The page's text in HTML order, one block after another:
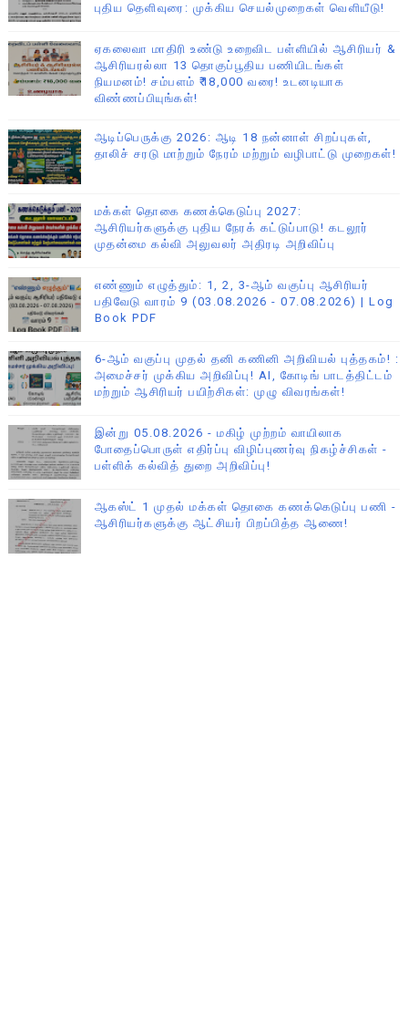
புதிய தெளிவுரை: முக்கிய செயல்முறைகள் வெளியீடு!
ஏகலைவா மாதிரி உண்டு உறைவிட பள்ளியில் ஆசிரியர் &
ஆசிரியரல்லா 13 தொகுப்பூதிய பணியிடங்கள்
நியமனம்! சம்பளம் ₹18,000 வரை! உடனடியாக
விண்ணப்பியுங்கள்!
ஆடிப்பெருக்கு 2026: ஆடி 18 நன்னாள் சிறப்புகள்,
தாலிச் சரடு மாற்றும் நேரம் மற்றும் வழிபாட்டு முறைகள்!
மக்கள் தொகை கணக்கெடுப்பு 2027:
ஆசிரியர்களுக்கு புதிய நேரக் கட்டுப்பாடு! கடலூர்
முதன்மை கல்வி அலுவலர் அதிரடி அறிவிப்பு
எண்ணும் எழுத்தும்: 1, 2, 3-ஆம் வகுப்பு ஆசிரியர்
பதிவேடு வாரம் 9 (03.08.2026 - 07.08.2026) | Log
Book PDF
6-ஆம் வகுப்பு முதல் தனி கணினி அறிவியல் புத்தகம்! :
அமைச்சர் முக்கிய அறிவிப்பு! AI, கோடிங் பாடத்திட்டம்
மற்றும் ஆசிரியர் பயிற்சிகள்: முழு விவரங்கள்!
இன்று 05.08.2026 - மகிழ் முற்றம் வாயிலாக
போதைப்பொருள் எதிர்ப்பு விழிப்புணர்வு நிகழ்ச்சிகள் -
பள்ளிக் கல்வித் துறை அறிவிப்பு!
ஆகஸ்ட் 1 முதல் மக்கள் தொகை கணக்கெடுப்பு பணி -
ஆசிரியர்களுக்கு ஆட்சியர் பிறப்பித்த ஆணை!